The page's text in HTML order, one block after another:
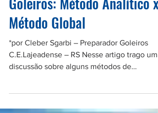
Artigo: Treinamento de
Goleiros: Método Analítico x
Método Global
*por Cleber Sgarbi – Preparador Goleiros
discussão sobre alguns métodos de